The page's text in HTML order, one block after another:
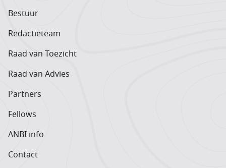
Bestuur
Redactieteam
Raad van Toezicht
Raad van Advies
Partners
Fellows
ANBI info
Contact